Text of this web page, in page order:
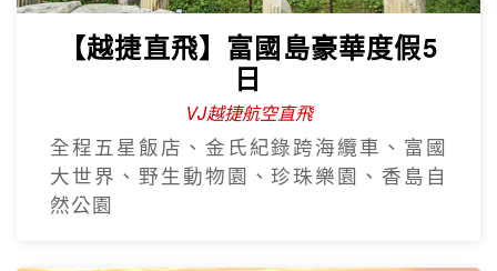
【越捷直飛】富國島豪華度假5
日
VJ越捷航空直飛
全程五星飯店、金氏紀錄跨海纜車、富國
大世界、野生動物園、珍珠樂園、香島自
然公園